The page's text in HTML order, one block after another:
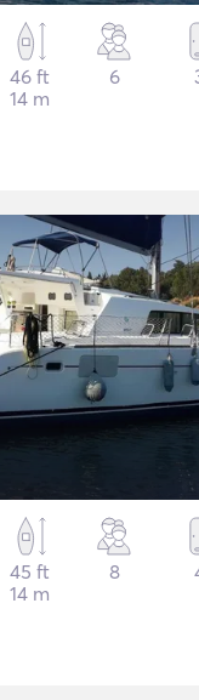
46 ft
14 m
6
45 ft
14 m
8